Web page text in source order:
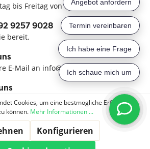
bis Freitag von 09:00 bis 20:00 Uhr.
9257 9028
bereit.
E-Mail an info@topteppiche.de
die häufig gestellten Fragen an
Cookies, um eine bestmögliche Erfahrung
können. Mehr Informationen ...
Konfigurieren